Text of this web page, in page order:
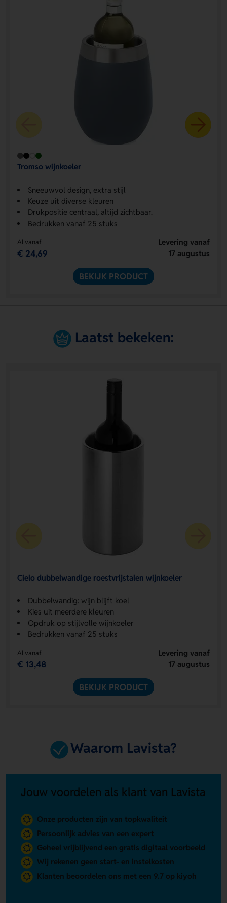
Tromso wijnkoeler
Sneeuwvol design, extra stijl
Keuze uit diverse kleuren
Drukpositie centraal, altijd zichtbaar.
Bedrukken vanaf 25 stuks
Al vanaf
€ 24,69
Levering vanaf
17 augustus
BEKIJK PRODUCT
Laatst bekeken:
Cielo dubbelwandige roestvrijstalen wijnkoeler
Dubbelwandig: wijn blijft koel
Kies uit meerdere kleuren
Opdruk op stijlvolle wijnkoeler
Bedrukken vanaf 25 stuks
Al vanaf
€ 13,48
Levering vanaf
17 augustus
BEKIJK PRODUCT
Waarom Lavista?
Jouw voordelen als klant van Lavista
Onze producten zijn van topkwaliteit
Persoonlijk advies van een expert
Geheel vrijblijvend een gratis digitaal voorbeeld
Wij rekenen geen start- en instelkosten
Klanten beoordelen ons met een 9.7 op kiyoh